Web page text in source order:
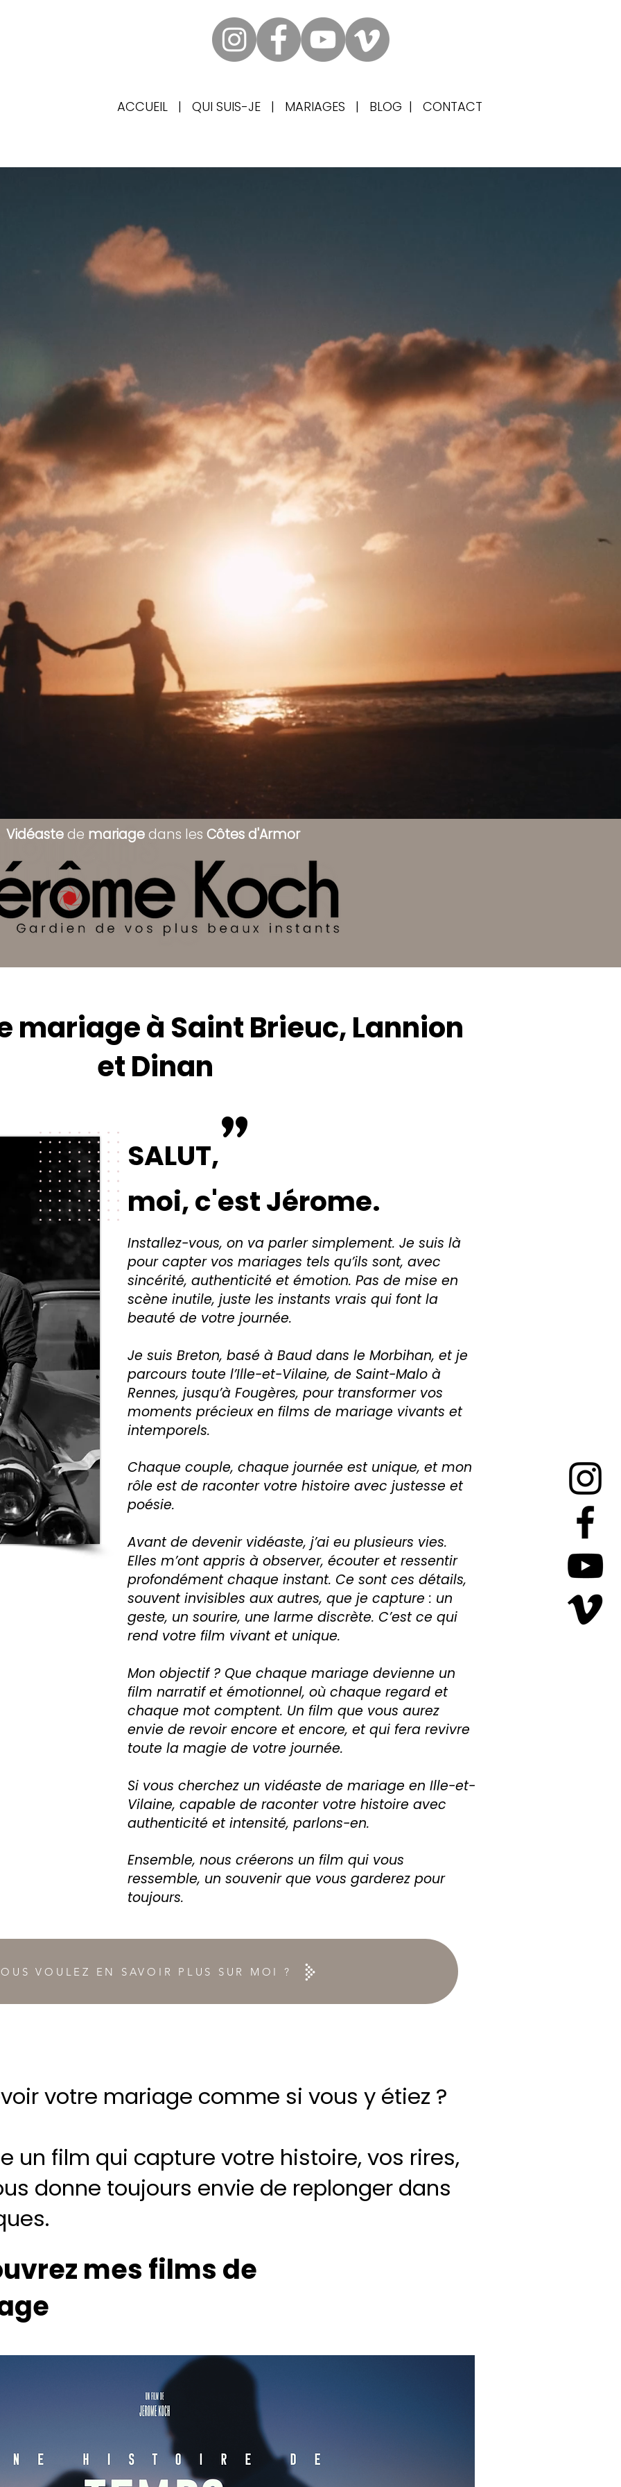
ACCUEIL | QUI SUIS-JE| MARIAGES | BLOG | CONTACT
Vidéastede mariagedans les Côtes d'Armor
mariage à Saint Brieuc, Lannion
et Dinan
"
SALUT,
moi, c'est Jérome.
Installez-vous, on va parler simplement. Je suis là
pour capter vos mariages tels qu’ils sont, avec
sincérité, authenticité et émotion. Pas de mise en
scène inutile, juste les instants vrais qui font la
beauté de votre journée.
Je suis Breton, basé à Baud dans le Morbihan, et je
parcours toute l’Ille-et-Vilaine, de Saint-Malo à
Rennes, jusqu’à Fougères, pour transformer vos
moments précieux en films de mariage vivants et
intemporels.
Chaque couple, chaque journée est unique, et mon
rôle est de raconter votre histoire avec justesse et
poésie.
Avant de devenir vidéaste, j’ai eu plusieurs vies.
Elles m’ont appris à observer, écouter et ressentir
profondément chaque instant. Ce sont ces détails,
souvent invisibles aux autres, que je capture : un
geste, un sourire, une larme discrète. C’est ce qui
rend votre film vivant et unique.
Mon objectif ? Que chaque mariage devienne un
film narratif et émotionnel, où chaque regard et
chaque mot comptent. Un film que vous aurez
envie de revoir encore et encore, et qui fera revivre
toute la magie de votre journée.
Si vous cherchez un vidéaste de mariage en Ille-et-
Vilaine, capable de raconter votre histoire avec
authenticité et intensité, parlons-en.
Ensemble, nous créerons un film qui vous
ressemble, un souvenir que vous garderez pour
toujours.
VOULEZ EN SAVOIR PLUS SUR MOI ?
votre mariage comme si vous y étiez ?
un film qui capture votre histoire, vos rires,
donne toujours envie de replonger dans
mes films de